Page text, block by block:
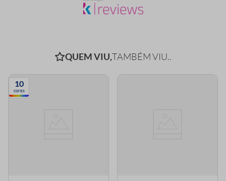
QUEM VIU,TAMBÉM VIU..
10
cores